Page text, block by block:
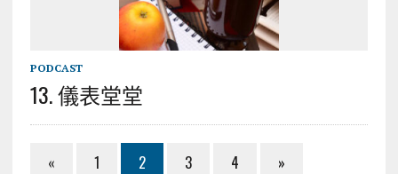
PODCAST
13. 儀表堂堂
« 1 2 3 4 »